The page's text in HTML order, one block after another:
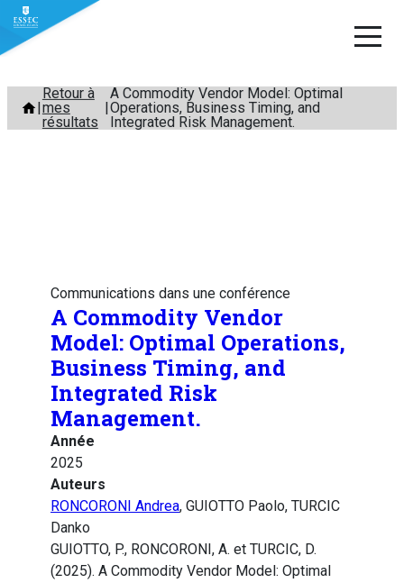
Aller
contenu
Retour à
mes
résultats
A Commodity Vendor Model: Optimal
Operations, Business Timing, and
Integrated Risk Management.
Communications dans une conférence
A Commodity Vendor
Model: Optimal Operations,
Business Timing, and
Integrated Risk
Management.
Année
2025
Auteurs
RONCORONI Andrea, GUIOTTO Paolo, TURCIC
Danko
GUIOTTO, P., RONCORONI, A. et TURCIC, D.
(2025). A Commodity Vendor Model: Optimal